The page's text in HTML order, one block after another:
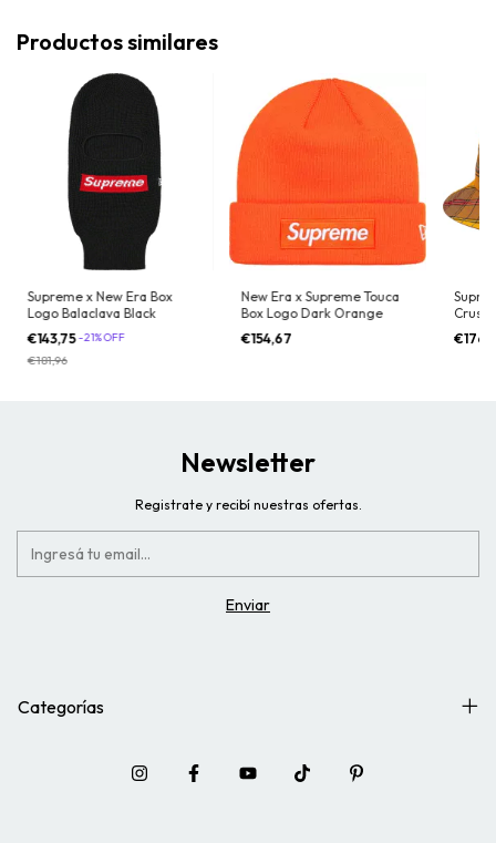
Productos similares
Supreme x New Era Box
Logo Balaclava Black
€143,75-21%OFF
€181,96
New Era x Supreme Touca
Box Logo Dark Orange
€154,67
Newsletter
Registrate y recibí nuestras ofertas.
Categorías